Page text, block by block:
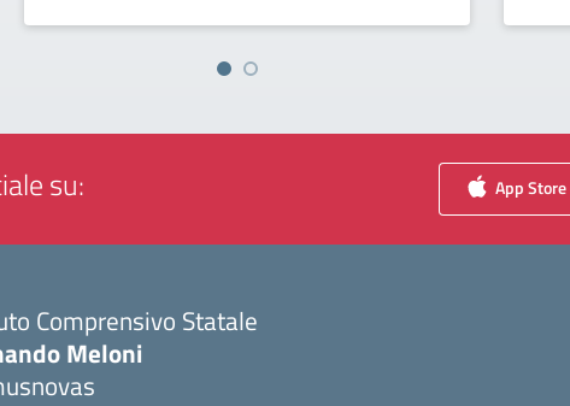
su: App Store
Comprensivo Statale
Meloni